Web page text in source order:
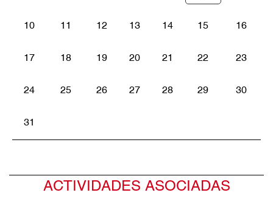
10 11 12 13 14 15 16
17 18 19 20 21 22 23
24 25 26 27 28 29 30
31
ACTIVIDADES ASOCIADAS